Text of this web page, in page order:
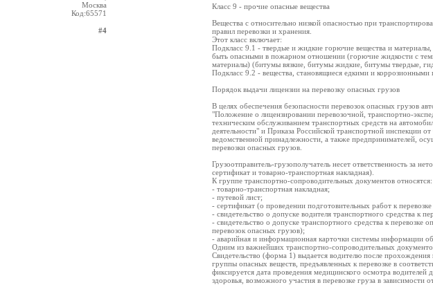
Москва
Код:65571
#4
Класс 9 - прочие опасные вещества
Вещества с относительно низкой опасностью при
правил перевозки и хранения.
Этот класс включает:
Подкласс 9.1 - твердые и жидкие горючие вещества и
быть опасными в пожарном отношении (горючие жидкости с
материалы) (битумы вязкие, битумы жидкие, битумы твердые,
Подкласс 9.2 - вещества, становящиеся едкими и
Порядок выдачи лицензии на перевозку опасных грузов
В целях обеспечения безопасности перевозок опасных грузов
"Положение о лицензировании перевозочной, транспортно-
техническим обслуживанием транспортных средств на
деятельности" и Приказа Российской транспортной инспекции
ведомственной принадлежности, а также предпринимателей,
перевозки опасных грузов.
Грузоотправитель-грузополучатель несет ответственность за
сертификат и товарно-транспортная накладная).
К группе транспортно-сопроводительных документов относятся:
- товарно-транспортная накладная;
- путевой лист;
- сертификат (о проведении подготовительных работ к
- свидетельство о допуске водителя транспортного средства к
- свидетельство о допуске транспортного средства к
перевозок опасных грузов);
- аварийная и информационная карточки системы информации об
Одним из важнейших транспортно-сопроводительных документов
Свидетельство (форма 1) выдается водителю после
группы опасных веществ, предъявленных к перевозке в
фиксируется дата проведения медицинского осмотра водителей
здоровья, возможного участия в перевозке груза в зависимости